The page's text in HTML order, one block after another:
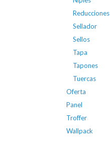
Reducciones
Sellador
Sellos
Tapa
Tapones
Tuercas
Oferta
Panel
Troffer
Wallpack